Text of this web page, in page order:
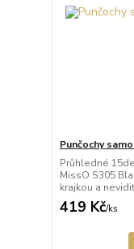
Punčochy
Průhledné
MissO S305
krajkou a
419 Kč/ks